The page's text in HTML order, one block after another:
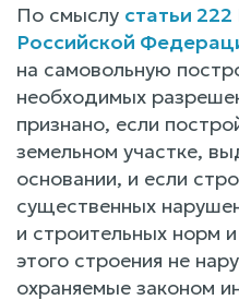
По смыслу статьи
Российской
на самовольную
необходимых
признано, если
земельном участке,
основании, и если
существенных
и строительных норм
этого строения не
охраняемые законом